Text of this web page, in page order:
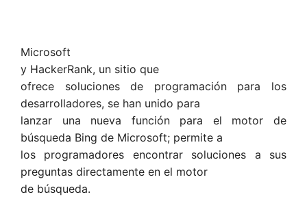
Microsoft
y HackerRank, un sitio que
ofrece soluciones de programación para los
desarrolladores, se han unido para
lanzar una nueva función para el motor de
búsqueda Bing de Microsoft; permite a
los programadores encontrar soluciones a sus
preguntas directamente en el motor
de búsqueda.